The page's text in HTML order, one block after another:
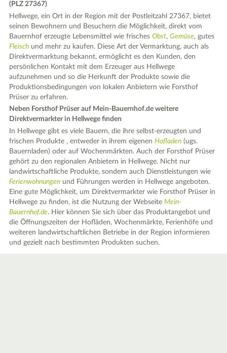
(PLZ 27367)
Hellwege, ein Ort in der Region mit der Postleitzahl 27367, bietet
seinen Bewohnern und Besuchern die Möglichkeit, direkt vom
Bauernhof erzeugte Lebensmittel wie frischesObst,Gemüse, gutes
Fleisch und mehr zu kaufen. Diese Art der Vermarktung, auch als
Direktvermarktung bekannt, ermöglicht es den Kunden, den
persönlichen Kontakt mit dem Erzeuger aus Hellwege
aufzunehmen und so die Herkunft der Produkte sowie die
Produktionsbedingungen von lokalen Anbietern wie Forsthof
Prüser zu erfahren.
Neben Forsthof Prüser auf Mein-Bauernhof.de weitere
Direktvermarkter in Hellwege finden
In Hellwege gibt es viele Bauern, die ihre selbst-erzeugten und
frischen Produkte , entweder in ihrem eigenenHofladen (ugs.
Bauernladen) oder auf Wochenmärkten. Auch der Forsthof Prüser
gehört zu den regionalen Anbietern in Hellwege. Nicht nur
landwirtschaftliche Produkte, sondern auch Dienstleistungen wie
Ferienwohnungen und Führungen werden in Hellwege angeboten.
Eine gute Möglichkeit, um Direktvermarkter wie Forsthof Prüser in
Hellwege zu finden, ist die Nutzung der WebseiteMein-
Bauernhof.de. Hier können Sie sich über das Produktangebot und
die Öffnungszeiten der Hofläden, Wochenmärkte, Ferienhöfe und
weiteren landwirtschaftlichen Betriebe in der Region informieren
und gezielt nach bestimmten Produkten suchen.